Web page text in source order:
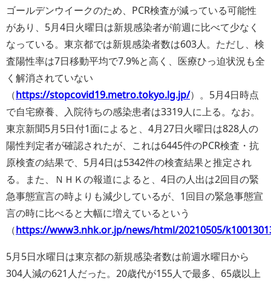
ゴールデンウイークのため、PCR検査が減っている可能性
があり、5月4日火曜日は新規感染者が前週に比べて少なく
なっている。東京都では新規感染者数は603人。ただし、検
査陽性率は7日移動平均で7.9%と高く、医療ひっ迫状況も全
く解消されていない
（https://stopcovid19.metro.tokyo.lg.jp/）。5月4日時点
で自宅療養、入院待ちの感染患者は3319人に上る。なお。
東京新聞5月5日付1面によると、4月27日火曜日は828人の
陽性判定者が確認されたが、これは6445件のPCR検査・抗
原検査の結果で、5月4日は5342件の検査結果と推定され
る。また、ＮＨＫの報道によると、4日の人出は2回目の緊
急事態宣言の時よりも減少しているが、1回目の緊急事態宣
言の時に比べると大幅に増えているという
（https://www3.nhk.or.jp/news/html/20210505/
5月5日水曜日は東京都の新規感染者数は前週水曜日から
304人減の621人だった。20歳代が155人で最多、65歳以上